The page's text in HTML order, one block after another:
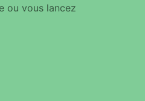
ou vous lancez